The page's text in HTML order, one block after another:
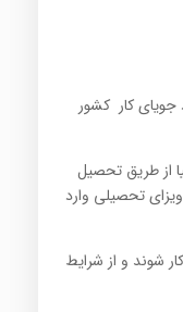
کار کشور
از طریق تحصیل
تحصیلی وارد
شوند و از شرایط